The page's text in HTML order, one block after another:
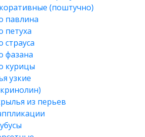
(поштучно)
павлина
петуха
страуса
фазана
курицы
узкие
из перьев